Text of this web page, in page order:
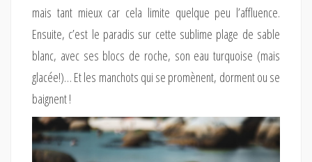
mais tant mieux car cela limite quelque peu l’affluence.
Ensuite, c’est le paradis sur cette sublime plage de sable
blanc, avec ses blocs de roche, son eau turquoise (mais
glacée!)… Et les manchots qui se promènent, dorment ou se
baignent !